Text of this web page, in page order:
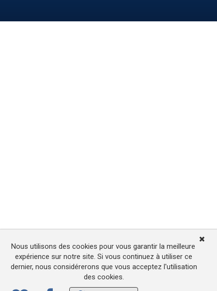
Nous utilisons des cookies pour vous garantir la meilleure
expérience sur notre site. Si vous continuez à utiliser ce
dernier, nous considérerons que vous acceptez l'utilisation
des cookies.